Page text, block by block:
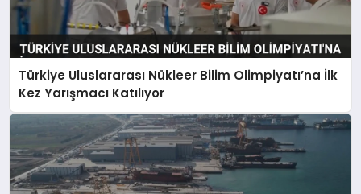
Türkiye Uluslararası Nükleer Bilim Olimpiyatı’na İlk
Kez Yarışmacı Katılıyor